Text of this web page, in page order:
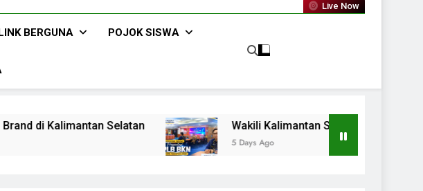
Live Now
BERGUNA POJOK SISWA
Selatan Wakili Kalimantan Selatan pada Presentasi
5 Days Ago